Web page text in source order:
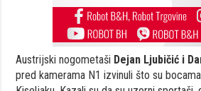
Austrijski nogometaši Dejan Ljubičić i
pred kamerama N1 izvinuli što su